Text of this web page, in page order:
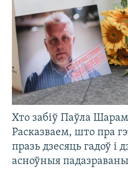
Хто забіў Паўла
Расказваем, што пра
празь дзесяць гадоў і
асноўныя